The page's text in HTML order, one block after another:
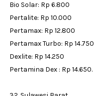
Bio Solar: Rp 6.800
Pertalite: Rp 10.000
Pertamax: Rp 12.800
Pertamax Turbo: Rp 14.750
Dexlite: Rp 14.250
Pertamina Dex : Rp 14.650.